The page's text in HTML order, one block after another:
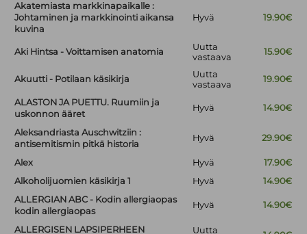
Akatemiasta markkinapaikalle :
Johtaminen ja markkinointi aikansa
kuvina
Hyvä 19.90€
Aki Hintsa - Voittamisen anatomia
Uutta
vastaava
15.90€
Akuutti - Potilaan käsikirja
Uutta
vastaava
19.90€
ALASTON JA PUETTU. Ruumiin ja
uskonnon ääret
Hyvä 14.90€
Aleksandriasta Auschwitziin :
antisemitismin pitkä historia
Hyvä 29.90€
Alex Hyvä
17.90€
Alkoholijuomien käsikirja 1
Hyvä
14.90€
ALLERGIAN ABC - Kodin allergiaopas
kodin allergiaopas
Hyvä 14.90€
ALLERGISEN LAPSIPERHEEN
Uutta